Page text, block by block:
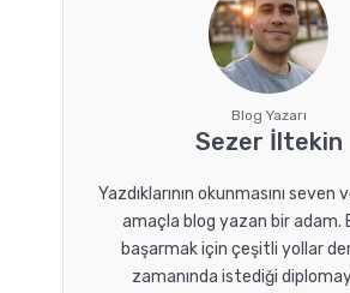
Blog Yazarı
Sezer İltekin
Yazdıklarının okunmasını seven
amaçla blog yazan bir adam.
başarmak için çeşitli yollar
zamanında istediği